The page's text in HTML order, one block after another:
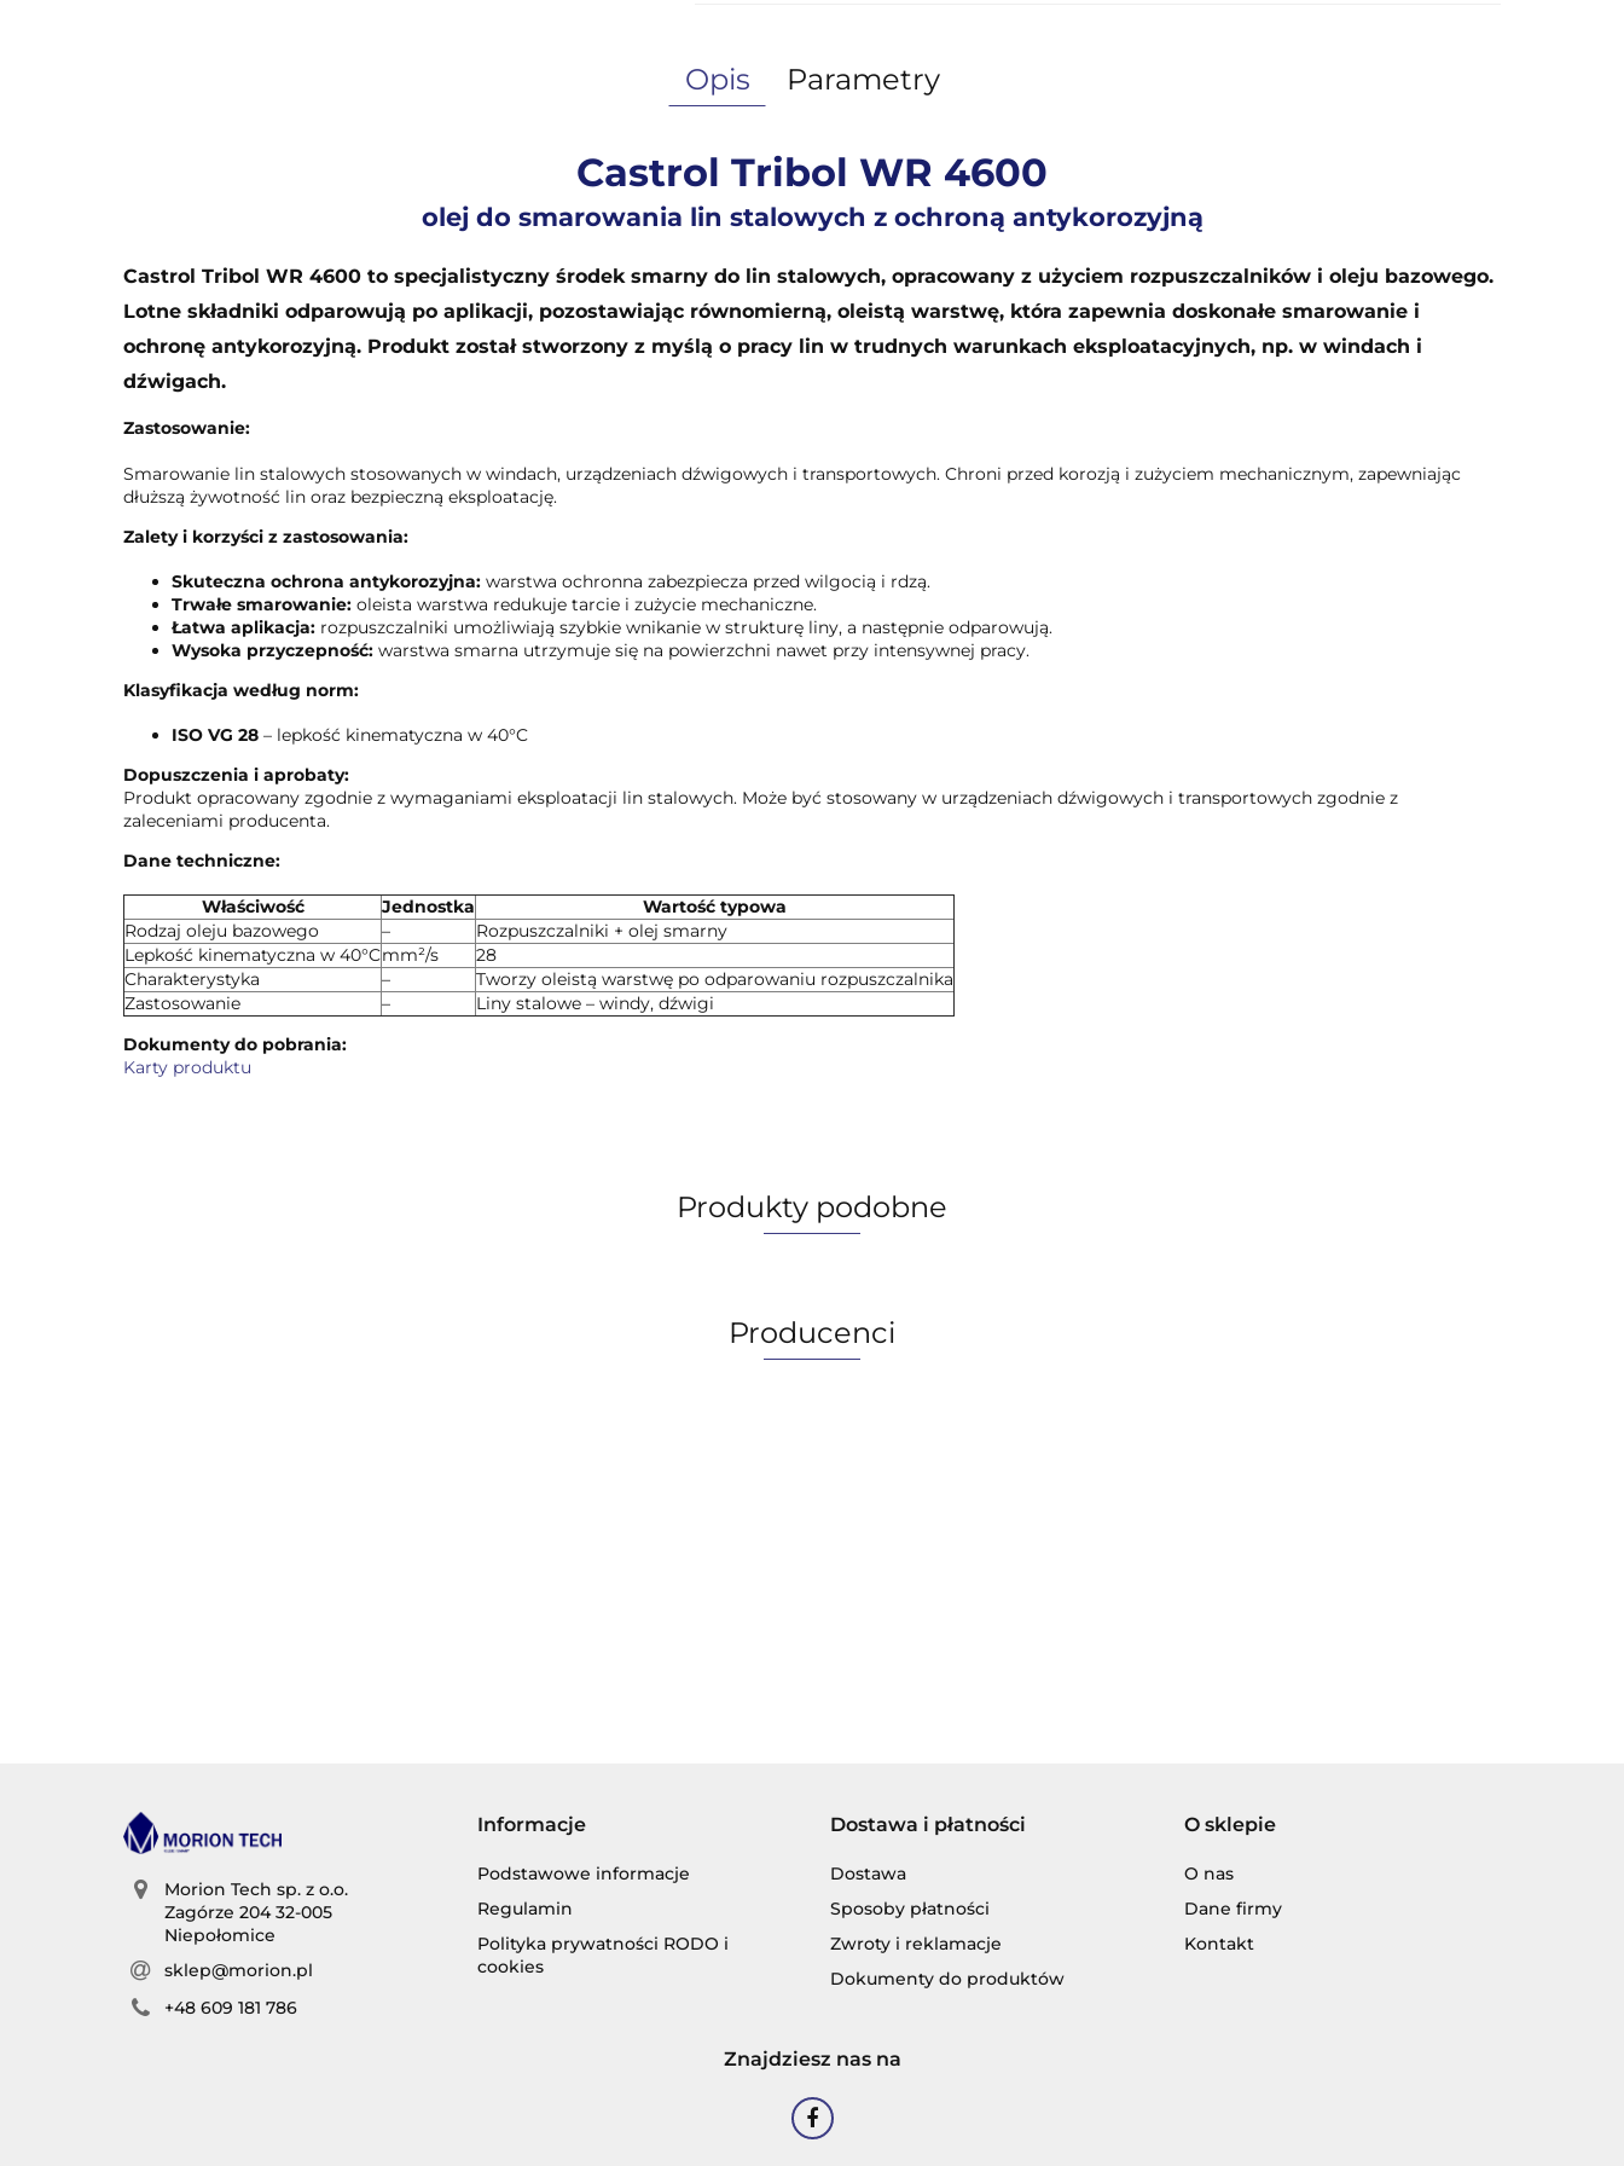
Opis Parametry
Castrol Tribol WR 4600
olej do smarowania lin stalowych z ochroną antykorozyjną
Castrol Tribol WR 4600 to specjalistyczny środek smarny do lin stalowych, opracowany z użyciem rozpuszczalników i oleju bazowego.
Lotne składniki odparowują po aplikacji, pozostawiając równomierną, oleistą warstwę, która zapewnia doskonałe smarowanie i
ochronę antykorozyjną. Produkt został stworzony z myślą o pracy lin w trudnych warunkach eksploatacyjnych, np. w windach i
dźwigach.
Zastosowanie:
Smarowanie lin stalowych stosowanych w windach, urządzeniach dźwigowych i transportowych. Chroni przed korozją i zużyciem mechanicznym, zapewniając
dłuższą żywotność lin oraz bezpieczną eksploatację.
Zalety i korzyści z zastosowania:
Skuteczna ochrona antykorozyjna: warstwa ochronna zabezpiecza przed wilgocią i rdzą.
Trwałe smarowanie: oleista warstwa redukuje tarcie i zużycie mechaniczne.
Łatwa aplikacja: rozpuszczalniki umożliwiają szybkie wnikanie w strukturę liny, a następnie odparowują.
Wysoka przyczepność: warstwa smarna utrzymuje się na powierzchni nawet przy intensywnej pracy.
Klasyfikacja według norm:
ISO VG 28 – lepkość kinematyczna w 40°C
Dopuszczenia i aprobaty:
Produkt opracowany zgodnie z wymaganiami eksploatacji lin stalowych. Może być stosowany w urządzeniach dźwigowych i transportowych zgodnie z
zaleceniami producenta.
Dane techniczne:
Właściwość Jednostka
Wartość typowa
Rodzaj oleju bazowego
–
Rozpuszczalniki + olej smarny
Lepkość kinematyczna w 40°Cmm²/s
28
Charakterystyka
–
Tworzy oleistą warstwę po odparowaniu rozpuszczalnika
Zastosowanie
–
Liny stalowe – windy, dźwigi
Dokumenty do pobrania:
Karty produktu
Produkty podobne
Producenci
BLASER
CASTROL
Morion Tech sp. z o.o.
Zagórze 204 32-005
Niepołomice
sklep@morion.pl
+48 609 181 786
Informacje
Podstawowe informacje
Regulamin
Polityka prywatności RODO i
cookies
Dostawa i płatności
Dostawa
Sposoby płatności
Zwroty i reklamacje
Dokumenty do produktów
O sklepie
O nas
Dane firmy
Kontakt
Znajdziesz nas na